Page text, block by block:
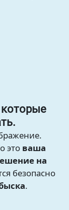
которые
это ваша
на
безопасно
.